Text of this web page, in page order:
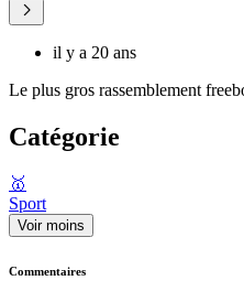
il y a 20 ans
Le plus gros rassemblement
Catégorie
🥇
Sport
Voir moins
Commentaires